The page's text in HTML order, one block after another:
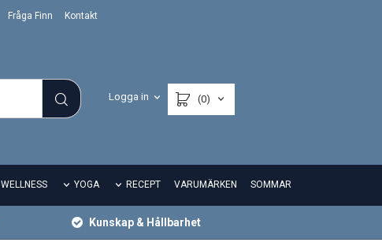
Fråga Finn Kontakt
Logga in (0)
WELLNESS YOGA RECEPT VARUMÄRKEN SOMMAR
Kunskap & Hållbarhet